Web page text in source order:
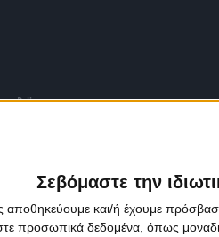
Σεβόμαστε την
αποθηκεύουμε και/ή έχουμε
προσωπικά δεδομένα, όπως
Policy